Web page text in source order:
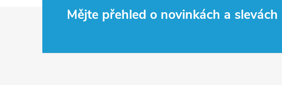
Mějte přehled o novinkách a slevách